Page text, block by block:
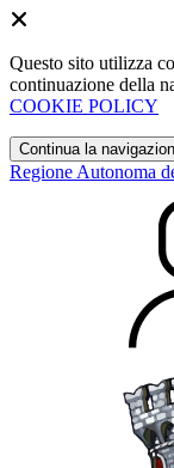
Questo sito utilizza
continuazione della
COOKIE POLICY
Continua la
Regione Autonoma